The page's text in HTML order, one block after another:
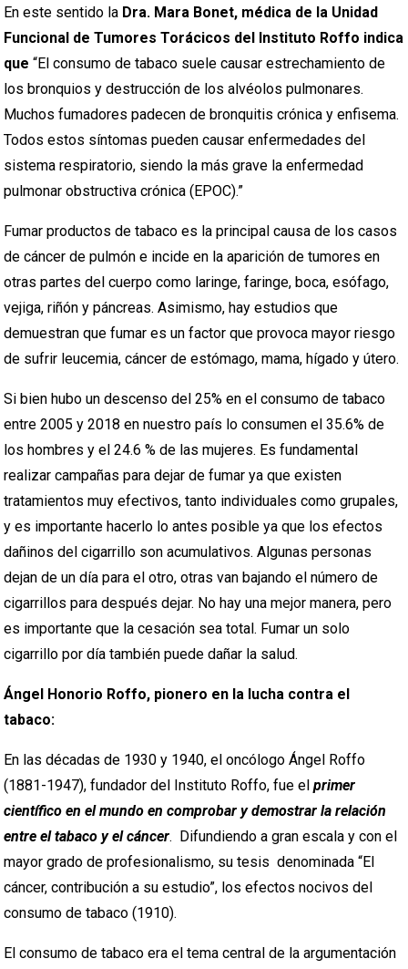
En este sentido la Dra. Mara Bonet, médica de la Unidad
Funcional de Tumores Torácicos del Instituto Roffo indica
que “El consumo de tabaco suele causar estrechamiento de
los bronquios y destrucción de los alvéolos pulmonares.
Muchos fumadores padecen de bronquitis crónica y enfisema.
Todos estos síntomas pueden causar enfermedades del
sistema respiratorio, siendo la más grave la enfermedad
pulmonar obstructiva crónica (EPOC).”
Fumar productos de tabaco es la principal causa de los casos
de cáncer de pulmón e incide en la aparición de tumores en
otras partes del cuerpo como laringe, faringe, boca, esófago,
vejiga, riñón y páncreas. Asimismo, hay estudios que
demuestran que fumar es un factor que provoca mayor riesgo
de sufrir leucemia, cáncer de estómago, mama, hígado y útero.
Si bien hubo un descenso del 25% en el consumo de tabaco
entre 2005 y 2018 en nuestro país lo consumen el 35.6% de
los hombres y el 24.6 % de las mujeres. Es fundamental
realizar campañas para dejar de fumar ya que existen
tratamientos muy efectivos, tanto individuales como grupales,
y es importante hacerlo lo antes posible ya que los efectos
dañinos del cigarrillo son acumulativos. Algunas personas
dejan de un día para el otro, otras van bajando el número de
cigarrillos para después dejar. No hay una mejor manera, pero
es importante que la cesación sea total. Fumar un solo
cigarrillo por día también puede dañar la salud.
Ángel Honorio Roffo, pionero en la lucha contra el
tabaco:
En las décadas de 1930 y 1940, el oncólogo Ángel Roffo
(1881-1947), fundador del Instituto Roffo, fue elprimer
científico en el mundo en comprobar y demostrar la relación
entre el tabaco y el cáncer. Difundiendo a gran escala y con el
mayor grado de profesionalismo, su tesis denominada “El
cáncer, contribución a su estudio”, los efectos nocivos del
consumo de tabaco (1910).
El consumo de tabaco era el tema central de la argumentación